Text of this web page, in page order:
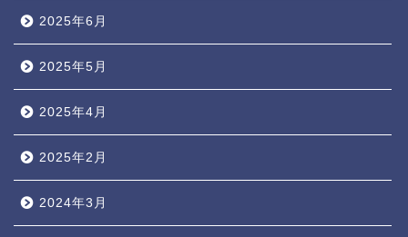
2025年6月
2025年5月
2025年4月
2025年2月
2024年3月